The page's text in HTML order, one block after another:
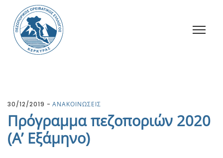
30/12/2019 ΑΝΑΚΟΙΝΩΣΕΙΣ
Πρόγραμμα πεζοποριών 2020
(Α’ Εξάμηνο)